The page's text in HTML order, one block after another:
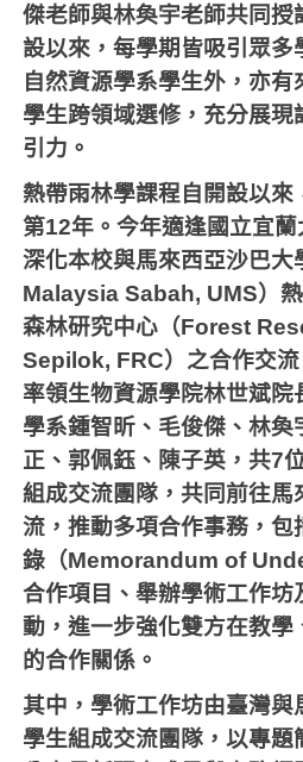
傑老師與林奐宇老師共同授
設以來，每學期皆吸引眾多
自然資源學系學生外，亦
學生跨領域選修，充分展現
引力。
熱帶雨林學課程自開設以來
第12年。今年適逢國立宜
深化本校與馬來西亞沙巴
Malaysia Sabah, UMS）
森林研究中心（Forest
Sepilok, FRC）之合作交
率領生物資源學院林世斌院
學系鍾智昕、毛俊傑、林奐
正、郭佩鈺、陳子英，共7
組成交流團隊，共同前往馬
流，推動多項合作事務，包
錄（Memorandum of
合作項目、舉辦學術工作坊
動，進一步強化雙方在教學
的合作關係。
其中，學術工作坊由臺灣與
學生組成交流團隊，以專題